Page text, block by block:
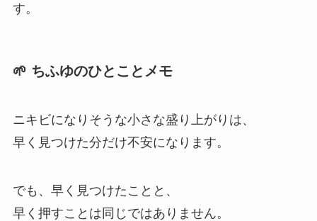
す。
🌱 ちふゆのひとことメモ
ニキビになりそうな小さな盛り上がりは、
早く見つけた分だけ不安になります。
でも、早く見つけたことと、
早く押すことは同じではありません。